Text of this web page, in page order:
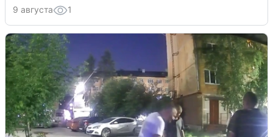
9 августа 1